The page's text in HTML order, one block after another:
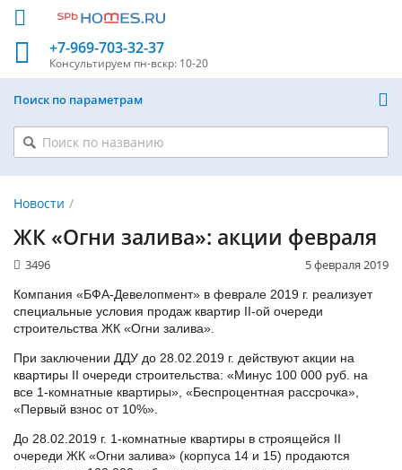
+7-969-703-32-37
Консультируем пн-вскр: 10-20
Поиск по параметрам
Новости
ЖК «Огни залива»: акции февраля
5 февраля 2019
3496
Компания «БФА-Девелопмент» в феврале 2019 г. реализует
специальные условия продаж квартир II-ой очереди
строительства ЖК «Огни залива».
При заключении ДДУ до 28.02.2019 г. действуют акции на
квартиры II очереди строительства: «Минус 100 000 руб. на
все 1-комнатные квартиры», «Беспроцентная рассрочка»,
«Первый взнос от 10%».
До 28.02.2019 г. 1-комнатные квартиры в строящейся II
очереди ЖК «Огни залива» (корпуса 14 и 15) продаются